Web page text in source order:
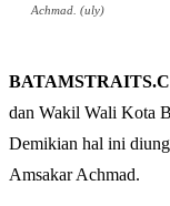
Achmad. (uly)
dan Wakil Wali Kota
Demikian hal ini
Amsakar Achmad.